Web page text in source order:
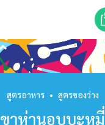
สูตรอาหาร • สูตรของว่าง
ขาห่านอบบะหมี่